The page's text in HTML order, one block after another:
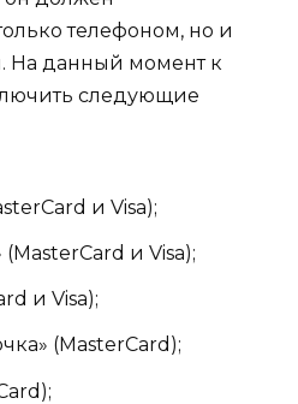
телефоном, но и
На данный момент к
следующие
и Visa);
и Visa);
и Visa);
(MasterCard);